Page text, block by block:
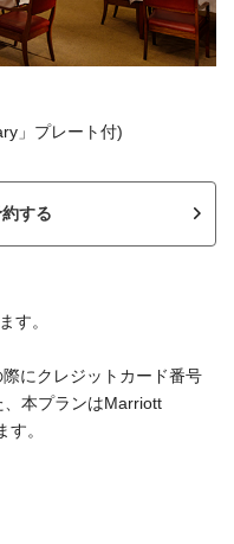
」プレート付)
する
す。
にクレジットカード番号
、本プランはMarriott
。